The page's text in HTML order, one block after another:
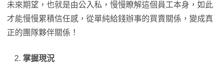
未來期望，也就是由公入私，慢慢瞭解這個員工本身，如此
才能慢慢累積信任感，從單純給錢辦事的買賣關係，變成真
正的團隊夥伴關係！
掌握現況